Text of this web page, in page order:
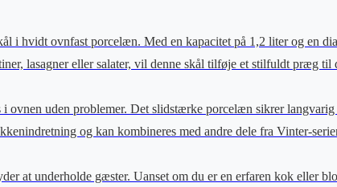
i hvidt ovnfast porcelæn. Med en kapacitet på 1,2 liter og en
lasagner eller salater, vil denne skål tilføje et stilfuldt præg til
i ovnen uden problemer. Det slidstærke porcelæn sikrer
og kan kombineres med andre dele fra Vinter-
at underholde gæster. Uanset om du er en erfaren kok eller